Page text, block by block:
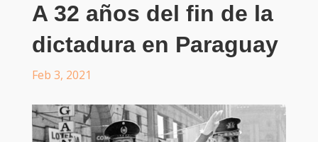
A 32 años del fin de la
dictadura en Paraguay
Feb 3, 2021